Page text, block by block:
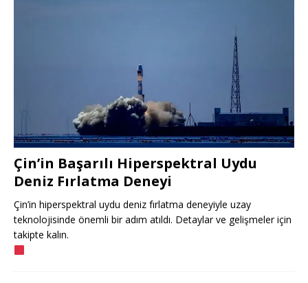
Çin’in Başarılı Hiperspektral Uydu
Deniz Fırlatma Deneyi
Çin’in hiperspektral uydu deniz fırlatma deneyiyle uzay
teknolojisinde önemli bir adım atıldı. Detaylar ve gelişmeler için
takipte kalın.